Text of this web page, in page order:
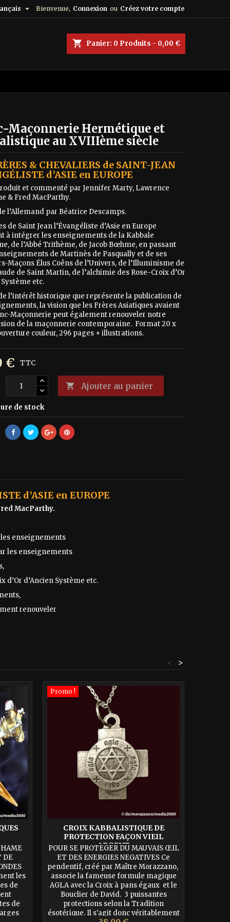
Bienvenue, Connexion ou Créez votre compte

shopping_cart Panier: 0 Produits - 0,00 €
Maçonnerie Hermétique et
au XVIIIème siècle
& CHEVALIERS de SAINT-JEAN
d’ASIE en EUROPE
et commenté par Jennifer Marty, Lawrence
& Fred MacParthy.
l’Allemand par Béatrice Descamps.
de Saint Jean l’Évangéliste d’Asie en Europe
à intégrer les enseignements de la Kabbale
de l’Abbé Trithème, de Jacob Bœhme, en passant
de Martinès de Pasqually et de ses
Maçons Élus Coêns de l’Univers, de l’Illuminisme de
de Saint Martin, de l’alchimie des Rose-Croix d’Or
Système etc.
l’intérêt historique que représente la publication de
la vision que les Frères Asiatiques avaient
Maçonnerie peut également renouveler notre
de la maçonnerie contemporaine. Format 20 x
couleur, 296 pages + illustrations.
€ TTC
 Ajouter au panier
de stock
d’ASIE en EUROPE
MacParthy.
les enseignements
les enseignements
d’Ancien Système etc.
renouveler
>
<
DE
les
de
de
Promo !
CROIX KABBALISTIQUE DE
PROTECTION FAÇON VIEIL
ARGENT
POUR SE PROTEGER DU MAUVAIS ŒIL
ET DES ENERGIES NEGATIVES Ce
pendentif, créé par Maître Morazzano,
associe la fameuse formule magique
AGLA avec la Croix à pans égaux et le
Bouclier de David. 3 puissantes
protections selon la Tradition
ésotérique. Il s'agit donc véritablement